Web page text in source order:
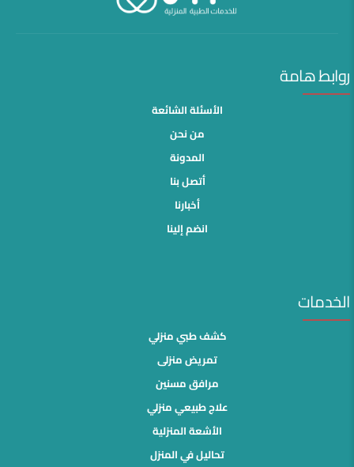
روابط هامة
الأسئلة الشائعة
من نحن
المدونة
أتصل بنا
أخبارنا
انضم إلينا
الخدمات
كشف طبي منزلي
تمريض منزلى
مرافق مسنين
علاج طبيعي منزلي
الأشعة المنزلية
تحاليل في المنزل